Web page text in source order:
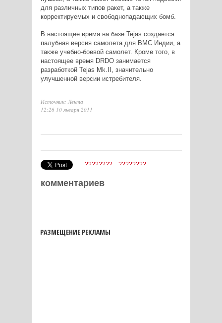
для различных типов ракет, а также
корректируемых и свободнопадающих бомб.
В настоящее время на базе Tejas создается
палубная версия самолета для ВМС Индии, а
также учебно-боевой самолет. Кроме того, в
настоящее время DRDO занимается
разработкой Tejas Mk.II, значительно
улучшенной версии истребителя.
Источник: Лента
12:26 10 января 2011
???????? ????????
комментариев
РАЗМЕЩЕНИЕ РЕКЛАМЫ